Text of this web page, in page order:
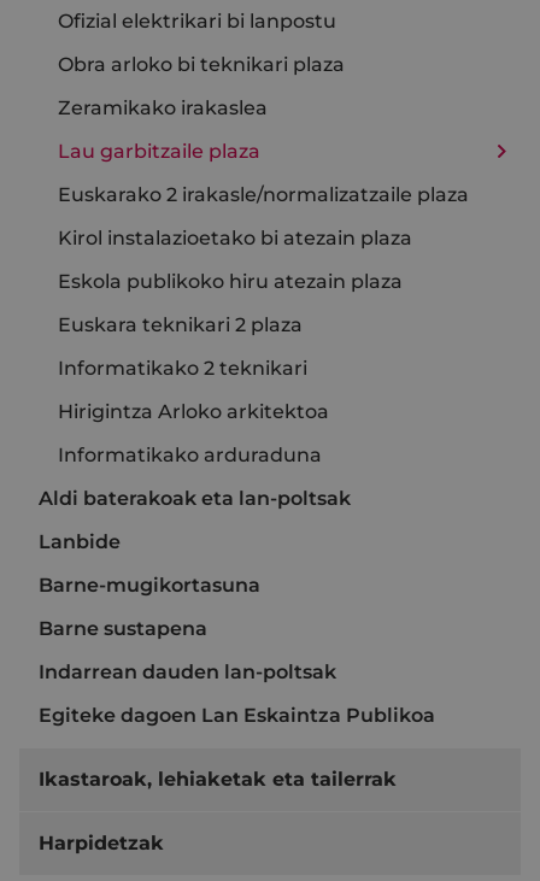
Ofizial elektrikari bi lanpostu
Obra arloko bi teknikari plaza
Zeramikako irakaslea
Lau garbitzaile plaza
Euskarako 2 irakasle/normalizatzaile plaza
Kirol instalazioetako bi atezain plaza
Eskola publikoko hiru atezain plaza
Euskara teknikari 2 plaza
Informatikako 2 teknikari
Hirigintza Arloko arkitektoa
Informatikako arduraduna
Aldi baterakoak eta lan-poltsak
Lanbide
Barne-mugikortasuna
Barne sustapena
Indarrean dauden lan-poltsak
Egiteke dagoen Lan Eskaintza Publikoa
Ikastaroak, lehiaketak eta tailerrak
Harpidetzak